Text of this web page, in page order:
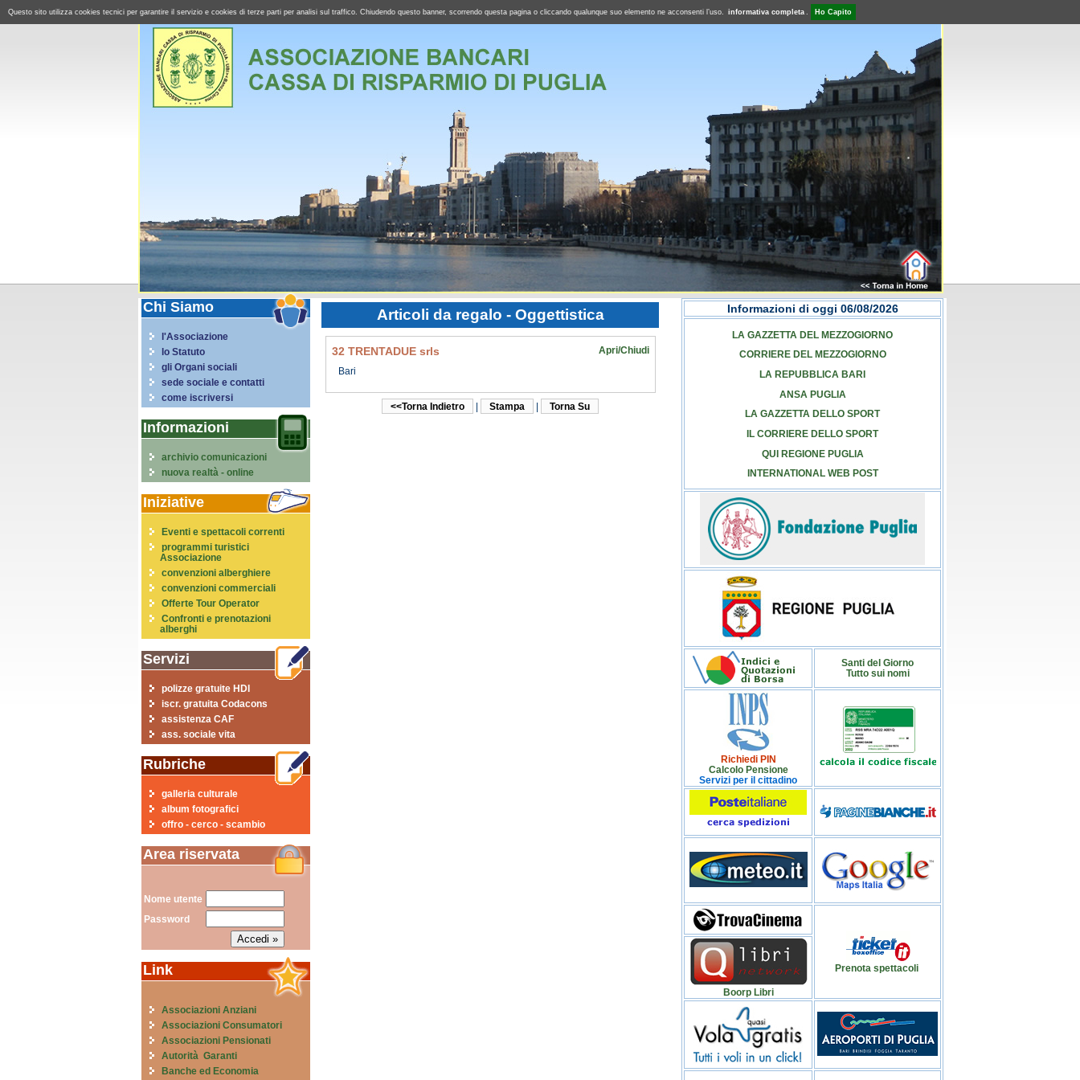
Chi Siamo
l'Associazione
lo Statuto
gli Organi sociali
sede sociale e contatti
come iscriversi
Informazioni
archivio comunicazioni
nuova realtà - online
Iniziative
Eventi e spettacoli correnti
programmi turistici
Associazione
convenzioni alberghiere
convenzioni commerciali
Offerte Tour Operator
Confronti e prenotazioni
alberghi
Servizi
polizze gratuite HDI
iscr. gratuita Codacons
assistenza CAF
ass. sociale vita
Rubriche
galleria culturale
album fotografici
offro - cerco - scambio
Area riservata
Nome utente
Password
Link
Associazioni Anziani
Associazioni Consumatori
Associazioni Pensionati
Autorità Garanti
Banche ed Economia
Informazioni di oggi 06/08/2026
LA GAZZETTA DEL MEZZOGIORNO
CORRIERE DEL MEZZOGIORNO
LA REPUBBLICA BARI
ANSA PUGLIA
LA GAZZETTA DELLO SPORT
IL CORRIERE DELLO SPORT
QUI REGIONE PUGLIA
INTERNATIONAL WEB POST
Santi del Giorno
Tutto sui nomi
Richiedi PIN
Calcolo Pensione
Servizi per il cittadino
Prenota spettacoli
Boorp Libri
Articoli da regalo - Oggettistica
Apri/Chiudi
32 TRENTADUE srls
Bari
<<Torna Indietro | Stampa | Torna Su
Questo sito utilizza cookies tecnici per garantire il servizio e cookies di terze parti per analisi sul traffico. Chiudendo questo banner, scorrendo questa pagina o cliccando qualunque suo elemento ne acconsenti l’uso. informativa completa . Ho Capito